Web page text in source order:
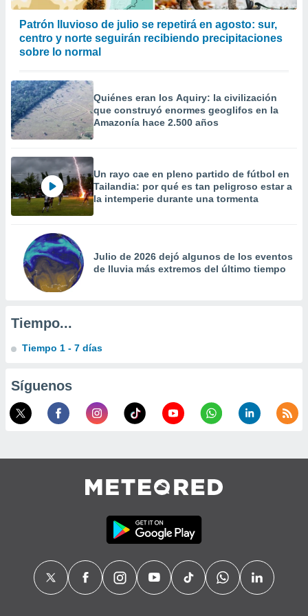
e
mediante
publicidad
publicidad
de
1199
Patrón lluvioso de julio se repetirá en agosto: sur,
centro y norte seguirán recibiendo precipitaciones
sobre lo normal
Quiénes eran los Aquiry: la civilización
que construyó enormes geoglifos en la
Amazonía hace 2.500 años
Un rayo cae en pleno partido de fútbol en
Tailandia: por qué es tan peligroso estar a
la intemperie durante una tormenta
Julio de 2026 dejó algunos de los eventos
de lluvia más extremos del último tiempo
Tiempo...
Tiempo 1 - 7 días
Síguenos